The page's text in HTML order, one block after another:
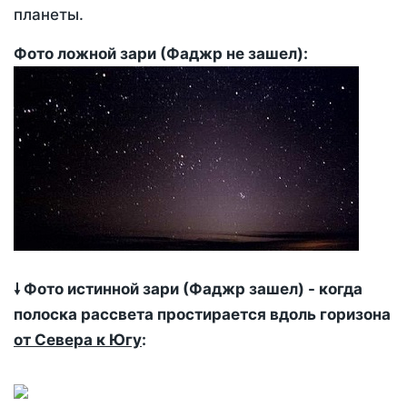
планеты.
Фото ложной зари (Фаджр не зашел):
🠗 Фото истинной зари (Фаджр зашел) - когда
полоска рассвета простирается вдоль горизона
от Севера к Югу: